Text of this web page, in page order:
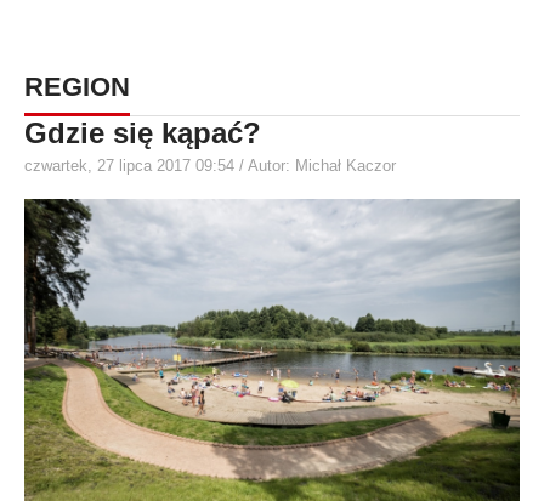
REGION
Gdzie się kąpać?
czwartek, 27 lipca 2017 09:54 / Autor: Michał Kaczor